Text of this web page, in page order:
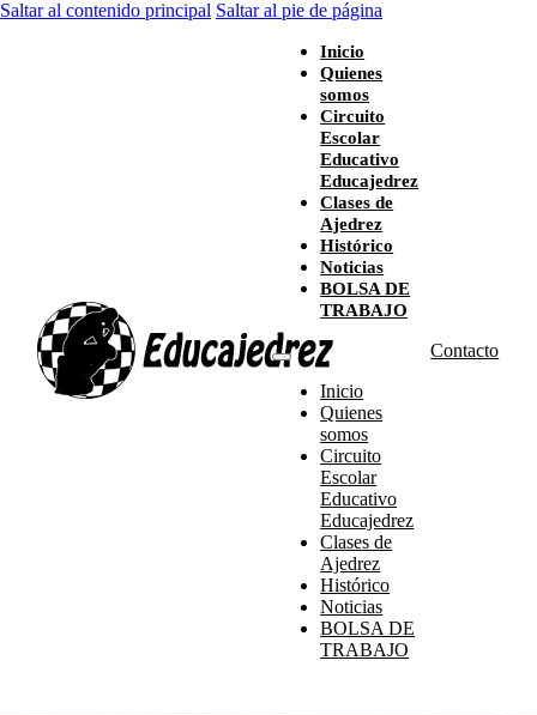
Saltar al contenido principal Saltar al pie de página
Inicio
Quienes
somos
Circuito
Escolar
Educativo
Educajedrez
Clases de
Ajedrez
Histórico
Noticias
BOLSA DE
TRABAJO
Inicio
Quienes
somos
Circuito
Escolar
Educativo
Educajedrez
Clases de
Ajedrez
Histórico
Noticias
BOLSA DE
TRABAJO
Contacto